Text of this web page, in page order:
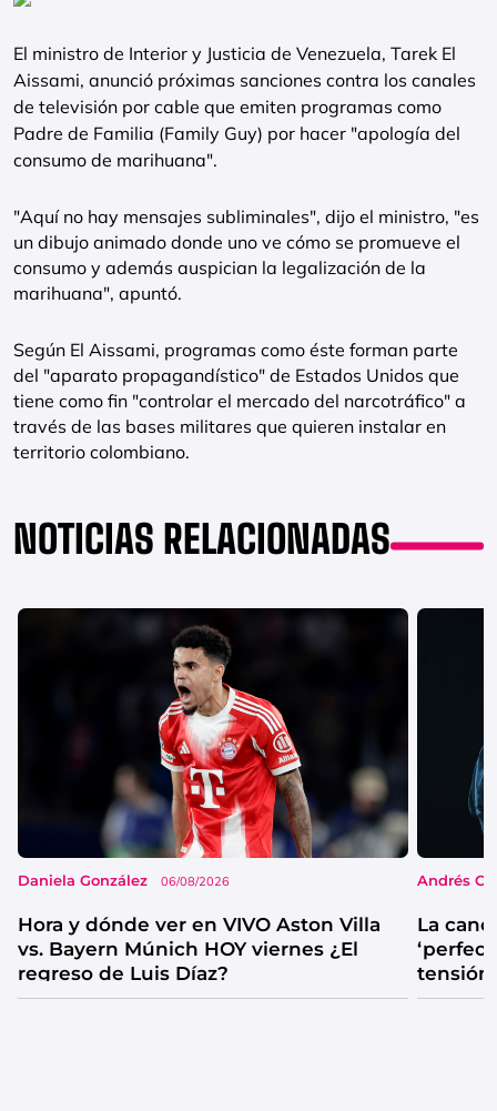
El ministro de Interior y Justicia de Venezuela, Tarek El
Aissami, anunció próximas sanciones contra los canales
de televisión por cable que emiten programas como
Padre de Familia (Family Guy) por hacer "apología del
consumo de marihuana".
"Aquí no hay mensajes subliminales", dijo el ministro, "es
un dibujo animado donde uno ve cómo se promueve el
consumo y además auspician la legalización de la
marihuana", apuntó.
Según El Aissami, programas como éste forman parte
del "aparato propagandístico" de Estados Unidos que
tiene como fin "controlar el mercado del narcotráfico" a
través de las bases militares que quieren instalar en
territorio colombiano.
NOTICIAS RELACIONADAS
Daniela González 06/08/2026
Hora y dónde ver en VIVO Aston Villa
vs. Bayern Múnich HOY viernes ¿El
regreso de Luis Díaz?
Andrés
La
tensión
catarsis